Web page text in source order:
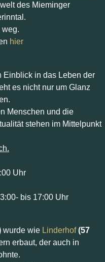
des Mieminger
weg.
hier
Einblick in das Leben der
es nicht nur um Glanz
Menschen und die
stehen im Mittelpunkt
Uhr
bis 17:00 Uhr
wurde wie Linderhof(57
erbaut, der auch in